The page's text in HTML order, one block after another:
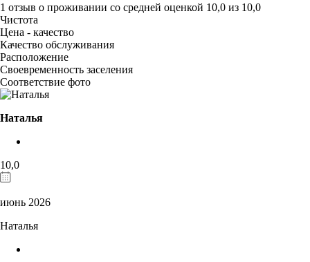
1 отзыв о проживании со средней оценкой 10,0 из 10,0
Чистота
Цена - качество
Качество обслуживания
Расположение
Своевременность заселения
Соответствие фото
Наталья
10,0
июнь 2026
Наталья